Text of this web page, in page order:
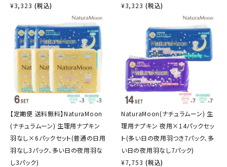
¥3,323 (税込)
¥3,323 (税込)
【定期便 送料無料】NaturaMoon
(ナチュラムーン) 生理用ナプキン
羽なし×6パックセット(普通の日用
羽なし3パック、多い日の夜用羽な
し3パック)
NaturaMoon(ナチュラムーン) 生
理用ナプキン 夜用×14パックセッ
ト(多い日の夜用羽つき7パック、多
い日の夜用羽なし7パック)
¥7,753 (税込)